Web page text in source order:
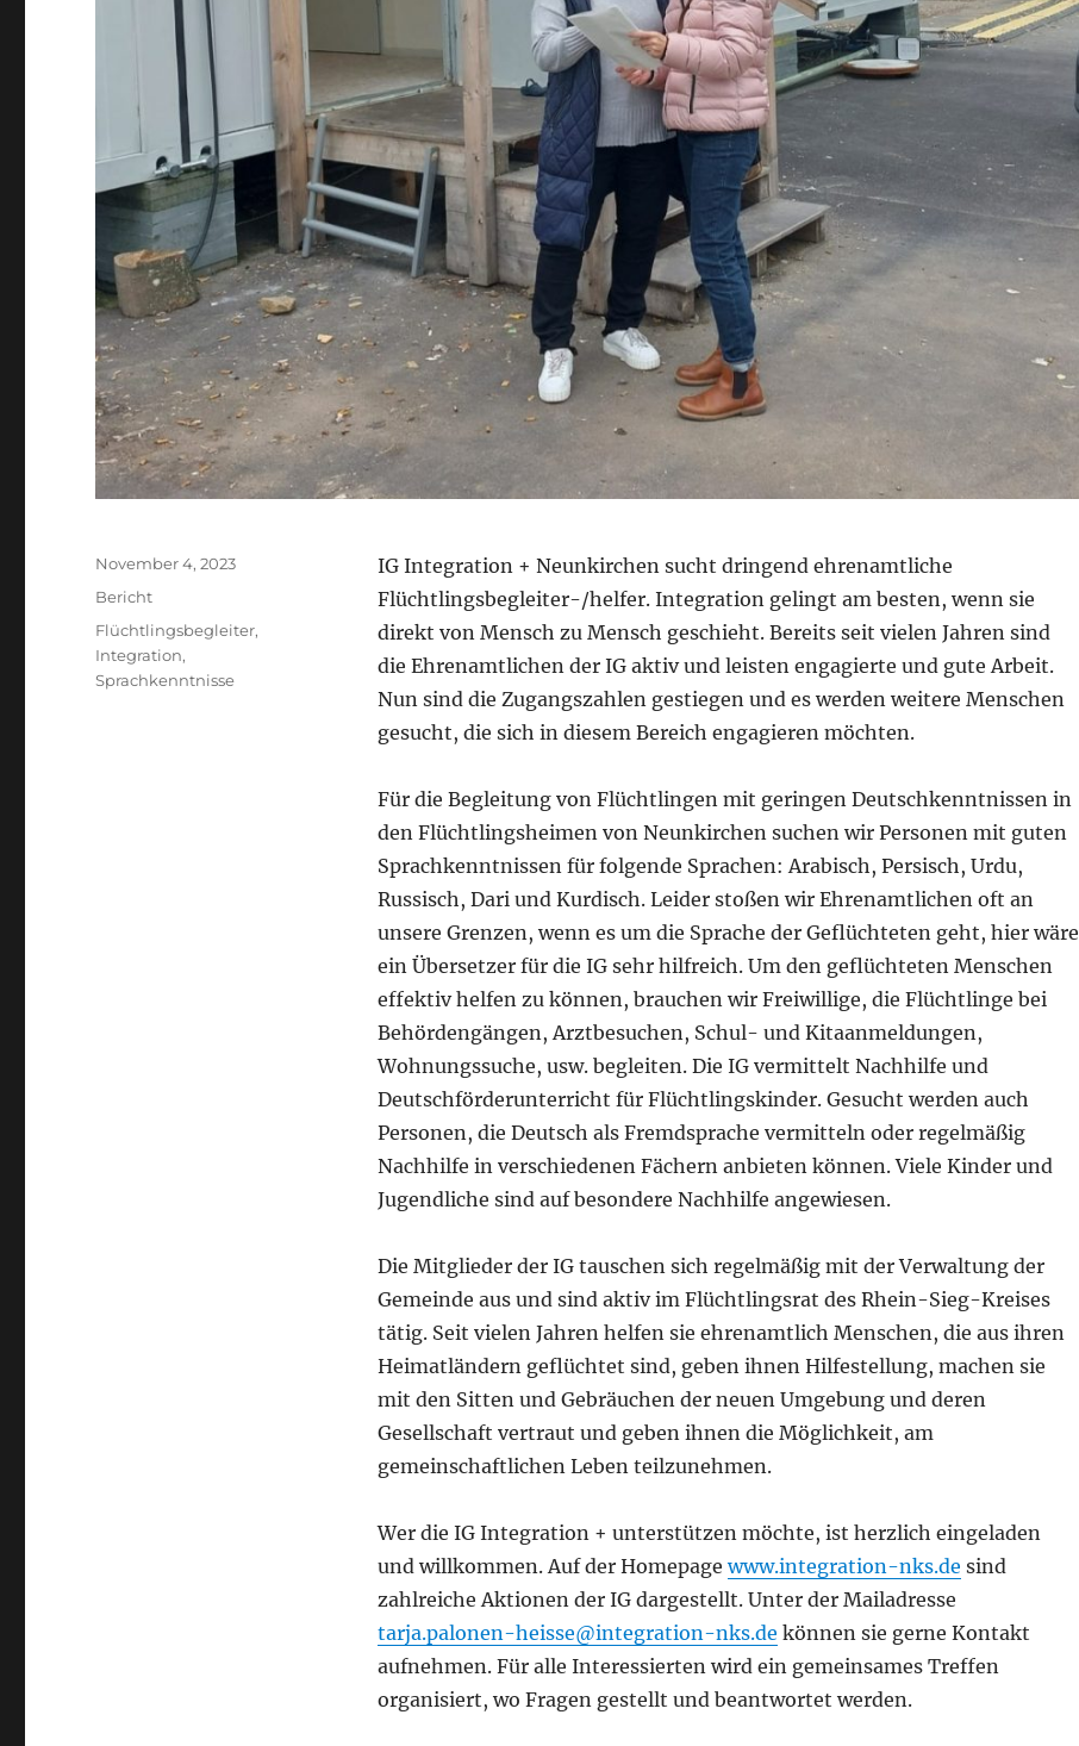
IG Integration + Neunkirchen sucht dringend ehrenamtliche
Flüchtlingsbegleiter-/helfer. Integration gelingt am besten, wenn sie
direkt von Mensch zu Mensch geschieht. Bereits seit vielen Jahren sind
die Ehrenamtlichen der IG aktiv und leisten engagierte und gute Arbeit.
Nun sind die Zugangszahlen gestiegen und es werden weitere Menschen
gesucht, die sich in diesem Bereich engagieren möchten.
Für die Begleitung von Flüchtlingen mit geringen Deutschkenntnissen in
den Flüchtlingsheimen von Neunkirchen suchen wir Personen mit guten
Sprachkenntnissen für folgende Sprachen: Arabisch, Persisch, Urdu,
Russisch, Dari und Kurdisch. Leider stoßen wir Ehrenamtlichen oft an
unsere Grenzen, wenn es um die Sprache der Geflüchteten geht, hier wäre
ein Übersetzer für die IG sehr hilfreich. Um den geflüchteten Menschen
effektiv helfen zu können, brauchen wir Freiwillige, die Flüchtlinge bei
Behördengängen, Arztbesuchen, Schul- und Kitaanmeldungen,
Wohnungssuche, usw. begleiten. Die IG vermittelt Nachhilfe und
Deutschförderunterricht für Flüchtlingskinder. Gesucht werden auch
Personen, die Deutsch als Fremdsprache vermitteln oder regelmäßig
Nachhilfe in verschiedenen Fächern anbieten können. Viele Kinder und
Jugendliche sind auf besondere Nachhilfe angewiesen.
Die Mitglieder der IG tauschen sich regelmäßig mit der Verwaltung der
Gemeinde aus und sind aktiv im Flüchtlingsrat des Rhein-Sieg-Kreises
tätig. Seit vielen Jahren helfen sie ehrenamtlich Menschen, die aus ihren
Heimatländern geflüchtet sind, geben ihnen Hilfestellung, machen sie
mit den Sitten und Gebräuchen der neuen Umgebung und deren
Gesellschaft vertraut und geben ihnen die Möglichkeit, am
gemeinschaftlichen Leben teilzunehmen.
Wer die IG Integration + unterstützen möchte, ist herzlich eingeladen
und willkommen. Auf der Homepagewww.integration-nks.de sind
zahlreiche Aktionen der IG dargestellt. Unter der Mailadresse
tarja.palonen-heisse@integration-nks.de können sie gerne Kontakt
aufnehmen. Für alle Interessierten wird ein gemeinsames Treffen
organisiert, wo Fragen gestellt und beantwortet werden.
Veröffentlicht
am
November 4, 2023
Kategorien
Bericht
Schlagwörter
Flüchtlingsbegleiter,
Integration,
Sprachkenntnisse